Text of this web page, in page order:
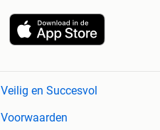
Veilig en Succesvol
Voorwaarden